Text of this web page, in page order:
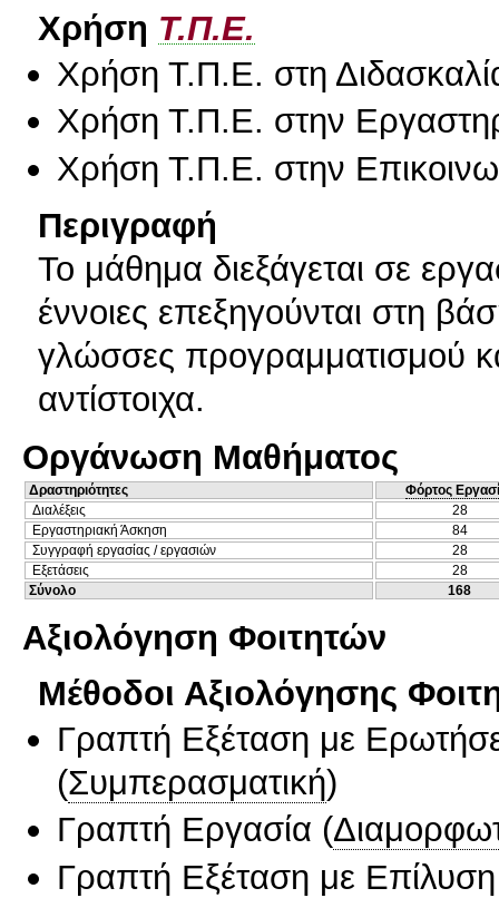
Χρήση Τ.Π.Ε.
Χρήση Τ.Π.Ε. στη
Χρήση Τ.Π.Ε. στην
Χρήση Τ.Π.Ε. στην
Περιγραφή
Το μάθημα διεξάγεται σε
έννοιες επεξηγούνται στη
γλώσσες προγραμματισμού
αντίστοιχα.
Οργάνωση Μαθήματος
Δραστηριότητες
Φόρτος
Διαλέξεις
28
Εργαστηριακή Άσκηση
84
Συγγραφή εργασίας / εργασιών
28
Εξετάσεις
28
Σύνολο
168
Αξιολόγηση Φοιτητών
Μέθοδοι Αξιολόγησης
Γραπτή Εξέταση με
(Συμπερασματική)
Γραπτή Εργασία (
Γραπτή Εξέταση με